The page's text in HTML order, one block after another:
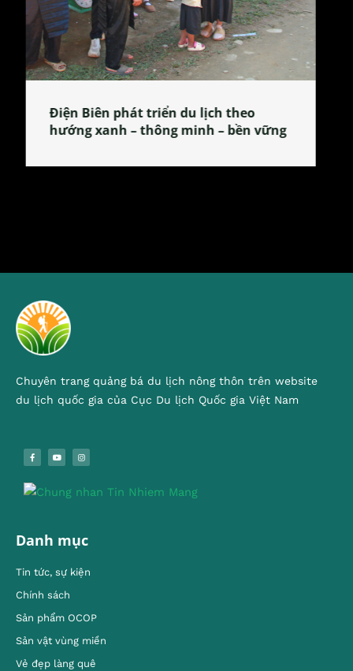
Làng làm bánh tẻ Phú Nhi – nơi lan
tỏa đặc sản xứ Đoài
Chuyên trang quảng bá du lịch nông thôn trên website
du lịch quốc gia của Cục Du lịch Quốc gia Việt Nam
Danh mục
Tin tức, sự kiện
Chính sách
Sản phẩm OCOP
Sản vật vùng miền
Vẻ đẹp làng quê